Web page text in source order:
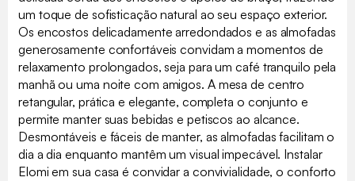
um toque de sofisticação natural ao seu espaço exterior.
Os encostos delicadamente arredondados e as almofadas
generosamente confortáveis convidam a momentos de
relaxamento prolongados, seja para um café tranquilo pela
manhã ou uma noite com amigos. A mesa de centro
retangular, prática e elegante, completa o conjunto e
permite manter suas bebidas e petiscos ao alcance.
Desmontáveis e fáceis de manter, as almofadas facilitam o
dia a dia enquanto mantêm um visual impecável. Instalar
Elomi em sua casa é convidar a convivialidade, o conforto